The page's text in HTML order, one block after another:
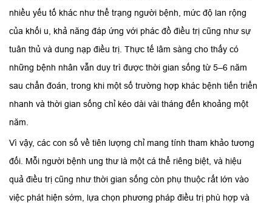
nhiều yếu tố khác như thể trạng người bệnh, mức độ lan rộng
của khối u, khả năng đáp ứng với phác đồ điều trị cũng như sự
tuân thủ và dung nạp điều trị. Thực tế lâm sàng cho thấy có
những bệnh nhân vẫn duy trì được thời gian sống từ 5–6 năm
sau chẩn đoán, trong khi một số trường hợp khác bệnh tiến triển
nhanh và thời gian sống chỉ kéo dài vài tháng đến khoảng một
năm.
Vì vậy, các con số về tiên lượng chỉ mang tính tham khảo tương
đối. Mỗi người bệnh ung thư là một cá thể riêng biệt, và hiệu
quả điều trị cũng như thời gian sống còn phụ thuộc rất lớn vào
việc phát hiện sớm, lựa chọn phương pháp điều trị phù hợp và